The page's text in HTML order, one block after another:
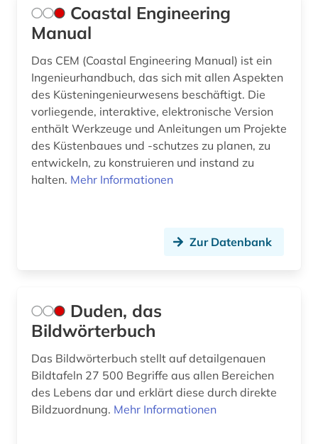
Coastal Engineering
Manual
Das CEM (Coastal Engineering Manual) ist ein
Ingenieurhandbuch, das sich mit allen Aspekten
des Küsteningenieurwesens beschäftigt. Die
vorliegende, interaktive, elektronische Version
enthält Werkzeuge und Anleitungen um Projekte
des Küstenbaues und -schutzes zu planen, zu
entwickeln, zu konstruieren und instand zu
halten. Mehr Informationen
Zur Datenbank
Duden, das
Bildwörterbuch
Das Bildwörterbuch stellt auf detailgenauen
Bildtafeln 27 500 Begriffe aus allen Bereichen
des Lebens dar und erklärt diese durch direkte
Bildzuordnung. Mehr Informationen